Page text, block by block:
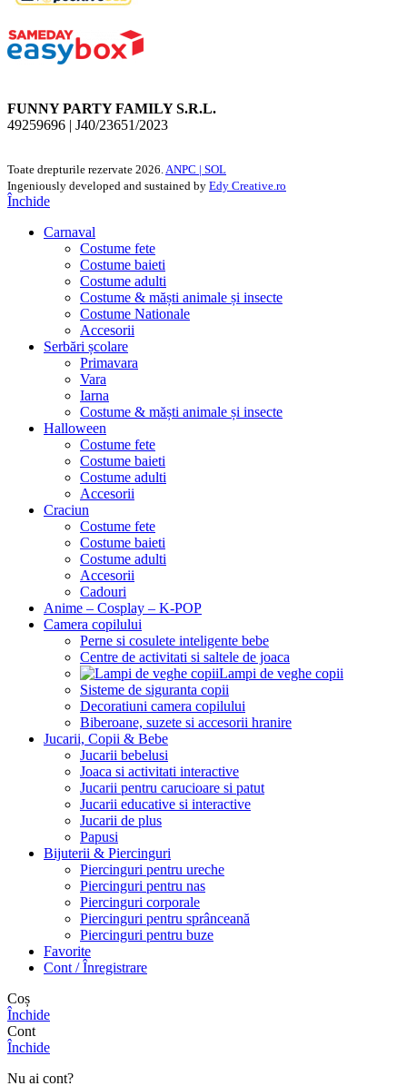
FUNNY PARTY FAMILY S.R.L.
49259696 | J40/23651/2023
Toate drepturile rezervate 2026. ANPC | SOL
Ingeniously developed and sustained by Edy Creative.ro
Închide
Carnaval
Costume fete
Costume baieti
Costume adulti
Costume & măști animale și insecte
Costume Nationale
Accesorii
Serbări școlare
Primavara
Vara
Iarna
Costume & măști animale și insecte
Halloween
Costume fete
Costume baieti
Costume adulti
Accesorii
Craciun
Costume fete
Costume baieti
Costume adulti
Accesorii
Cadouri
Anime – Cosplay – K‑POP
Camera copilului
Perne si cosulete inteligente bebe
Centre de activitati si saltele de joaca
Lampi de veghe copii
Sisteme de siguranta copii
Decoratiuni camera copilului
Biberoane, suzete si accesorii hranire
Jucarii, Copii & Bebe
Jucarii bebelusi
Joaca si activitati interactive
Jucarii pentru carucioare si patut
Jucarii educative si interactive
Jucarii de plus
Papusi
Bijuterii & Piercinguri
Piercinguri pentru ureche
Piercinguri pentru nas
Piercinguri corporale
Piercinguri pentru sprânceană
Piercinguri pentru buze
Favorite
Cont / Înregistrare
Coș
Închide
Cont
Închide
Nu ai cont?